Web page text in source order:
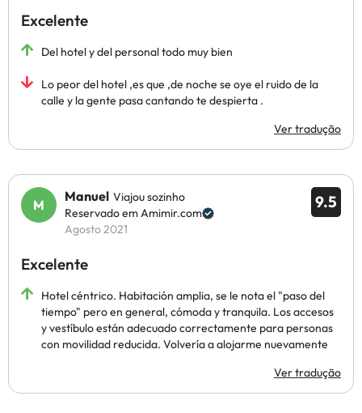
Excelente
Del hotel y del personal todo muy bien
Lo peor del hotel ,es que ,de noche se oye el ruido de la
calle y la gente pasa cantando te despierta .
Ver tradução
9.5
Manuel Viajou sozinho
Reservado em Amimir.com
Agosto 2021
Excelente
Hotel céntrico. Habitación amplia, se le nota el "paso del
tiempo" pero en general, cómoda y tranquila. Los accesos
y vestíbulo están adecuado correctamente para personas
con movilidad reducida. Volvería a alojarme nuevamente
Ver tradução